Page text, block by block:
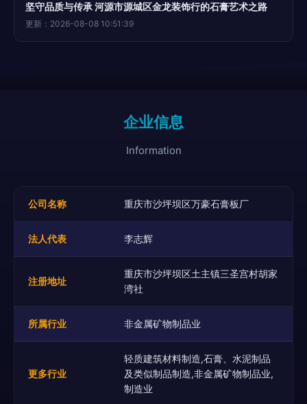
坚守品质与传承 河源市源城区金龙装饰行的石膏艺术之路
更新：2026-08-08 10:51:39
企业信息
Information
公司名称 重庆市沙坪坝区万豪石膏板厂
法人代表 李志辉
注册地址
重庆市沙坪坝区土主镇三圣宫村胡家
湾社
所属行业 非金属矿物制品业
更多行业
轻质建筑材料制造,石膏、水泥制品
及类似制品制造,非金属矿物制品业,
制造业